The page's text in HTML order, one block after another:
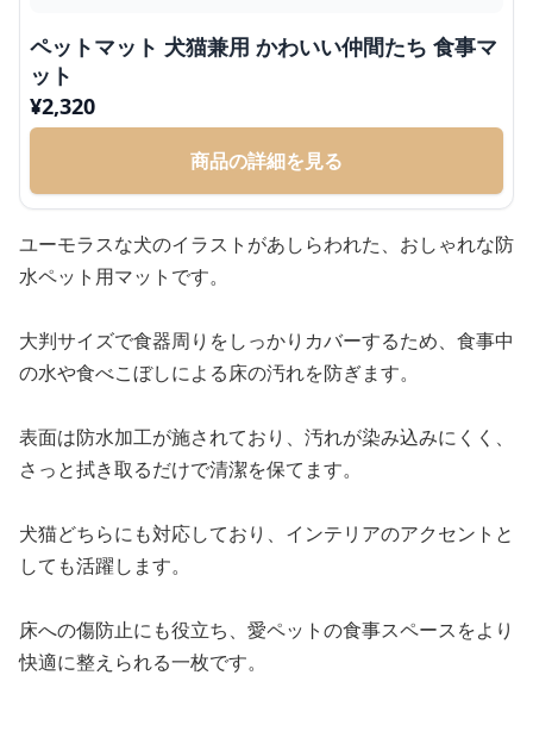
ペットマット 犬猫兼用 かわいい仲間たち 食事マ
ット
¥2,320
商品の詳細を見る
ユーモラスな犬のイラストがあしらわれた、おしゃれな防
水ペット用マットです。
大判サイズで食器周りをしっかりカバーするため、食事中
の水や食べこぼしによる床の汚れを防ぎます。
表面は防水加工が施されており、汚れが染み込みにくく、
さっと拭き取るだけで清潔を保てます。
犬猫どちらにも対応しており、インテリアのアクセントと
しても活躍します。
床への傷防止にも役立ち、愛ペットの食事スペースをより
快適に整えられる一枚です。